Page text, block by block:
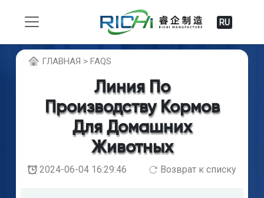
RU
ГЛABHAЯ > FAQS
Линия По
Производству Кормов
Для Домашних
Животных
2024-06-04 16:29:46 Возврат к списку